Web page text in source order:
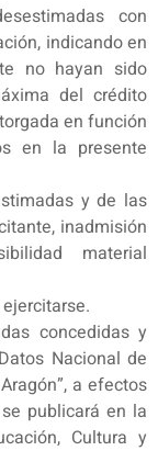
con
indicando en
no hayan sido
del crédito
en función
en la presente
y de las
inadmisión
material
concedidas y
Nacional de
a efectos
publicará en la
Cultura y